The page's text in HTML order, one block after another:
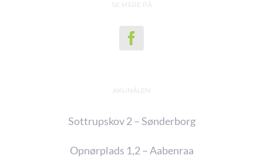
SE MERE PÅ
AKUNÅLEN
Sottrupskov 2 – Sønderborg
Opnørplads 1,2 – Aabenraa